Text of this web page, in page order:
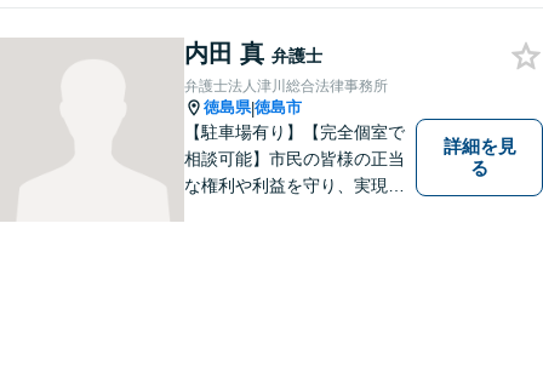
幅広くご相談を受付中。実務
経験15年以上の弁護士が誠
実、丁寧に対応致します。
【無料相談あり】
内田 真 弁護士
弁護士法人津川総合法律事務所
徳島県|徳島市
【駐車場有り】【完全個室で
相談可能】市民の皆様の正当
な権利や利益を守り、実現す
詳細を見
る